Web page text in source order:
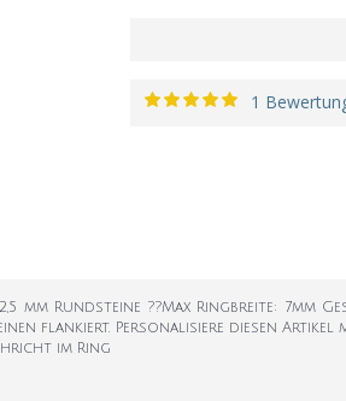
1
Rundsteine ??Max Ringbreite: 7mm
flankiert. Personalisiere diesen
im Ring